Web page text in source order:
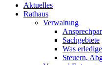
Aktuelles
Rathaus
Verwaltung
Sachgebiete
Was
Steuern,